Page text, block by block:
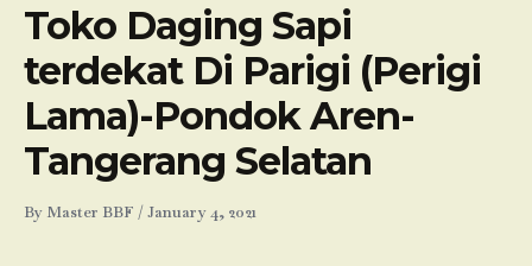
Toko Daging Sapi
terdekat Di Parigi (Perigi
Lama)-Pondok Aren-
Tangerang Selatan
By Master BBF /January 4, 2021